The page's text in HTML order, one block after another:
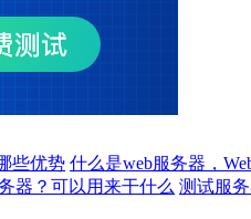
些优势 什么是web服务器，
器？可以用来干什么 测试服